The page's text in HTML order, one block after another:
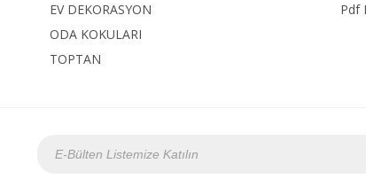
EV DEKORASYON
ODA KOKULARI
TOPTAN
Pdf